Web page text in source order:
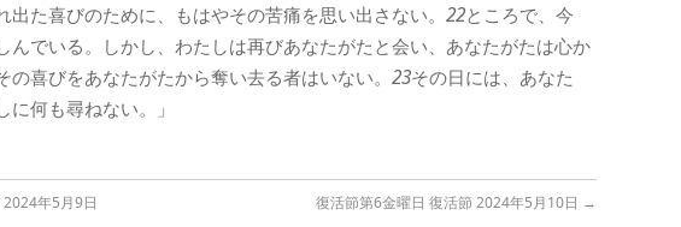
出た喜びのために、もはやその苦痛を思い出さない。 22ところで、今
んでいる。しかし、わたしは再びあなたがたと会い、あなたがたは心か
の喜びをあなたがたから奪い去る者はいない。 23その日には、あなた
何も尋ねない。」
年5月9日 復活節第6金曜日 復活節 2024年5月10日 →